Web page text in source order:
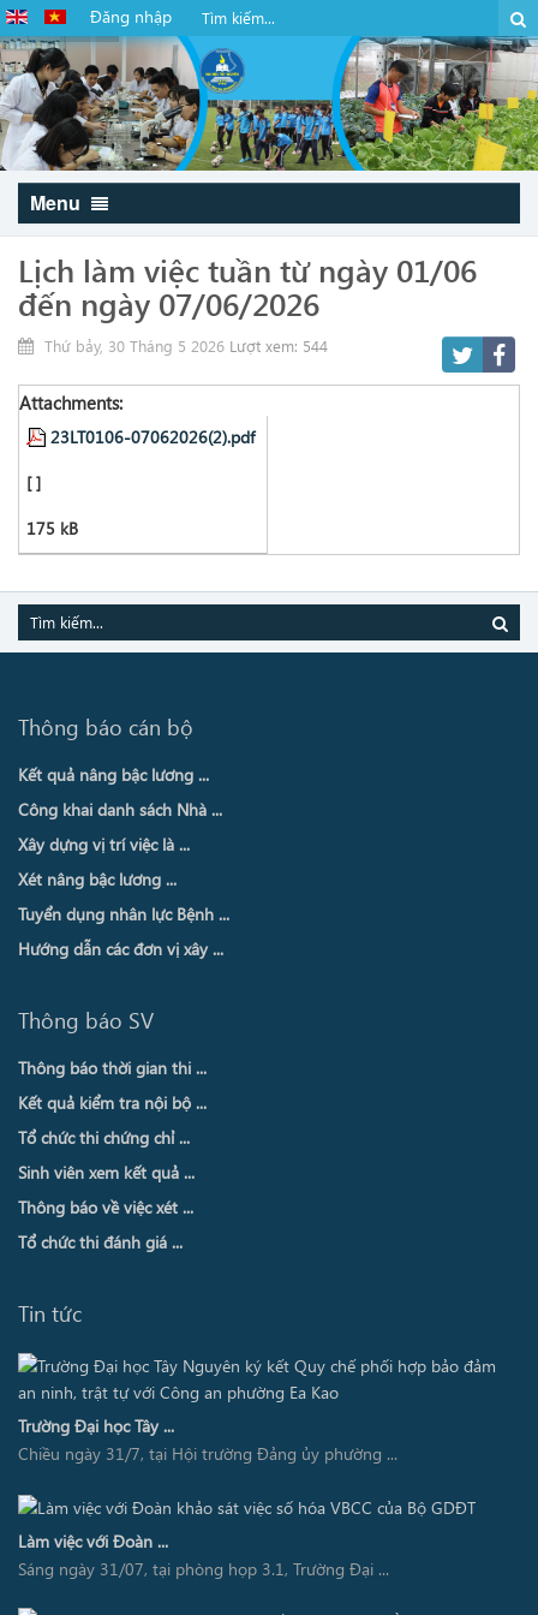
Đăng nhập
Menu
Lịch làm việc tuần từ ngày 01/06
đến ngày 07/06/2026
Thứ bảy, 30 Tháng 5 2026 Lượt xem: 544
Attachments:
23LT0106-07062026(2).pdf
[ ]
175 kB
Thông báo cán bộ
Kết quả nâng bậc lương ...
Công khai danh sách Nhà ...
Xây dựng vị trí việc là ...
Xét nâng bậc lương ...
Tuyển dụng nhân lực Bệnh ...
Hướng dẫn các đơn vị xây ...
Thông báo SV
Thông báo thời gian thi ...
Kết quả kiểm tra nội bộ ...
Tổ chức thi chứng chỉ ...
Sinh viên xem kết quả ...
Thông báo về việc xét ...
Tổ chức thi đánh giá ...
Tin tức
Trường Đại học Tây ...
Chiều ngày 31/7, tại Hội trường Đảng ủy phường ...
Làm việc với Đoàn ...
Sáng ngày 31/07, tại phòng họp 3.1, Trường Đại ...